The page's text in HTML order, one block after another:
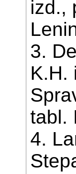
izd.,
3.
K.H.
tabl.
4.